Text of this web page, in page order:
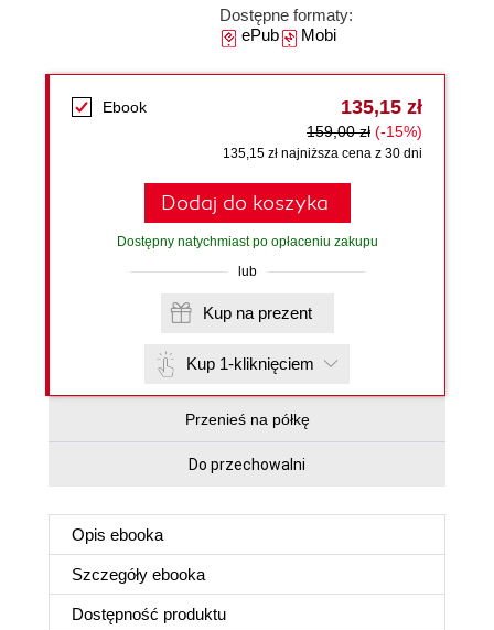
Dostępne formaty:
ePubMobi
Ebook 135,15 zł
159,00 zł (-15%)
135,15 zł najniższa cena z 30 dni
Dodaj do koszyka
Dostępny natychmiast po opłaceniu zakupu
lub
Kup na prezent
Kup 1-kliknięciem
Przenieś na półkę
Do przechowalni
Opis ebooka
Szczegóły ebooka
Dostępność produktu